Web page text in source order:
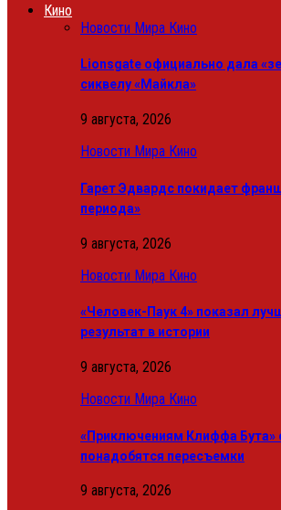
Кино
Новости Мира Кино
Lionsgate официально дала
сиквелу «Майкла»
9 августа, 2026
Новости Мира Кино
Гарет Эдвардс покидает
периода»
9 августа, 2026
Новости Мира Кино
«Человек-Паук 4» показал
результат в истории
9 августа, 2026
Новости Мира Кино
«Приключениям Клиффа Бута»
понадобятся пересъемки
9 августа, 2026